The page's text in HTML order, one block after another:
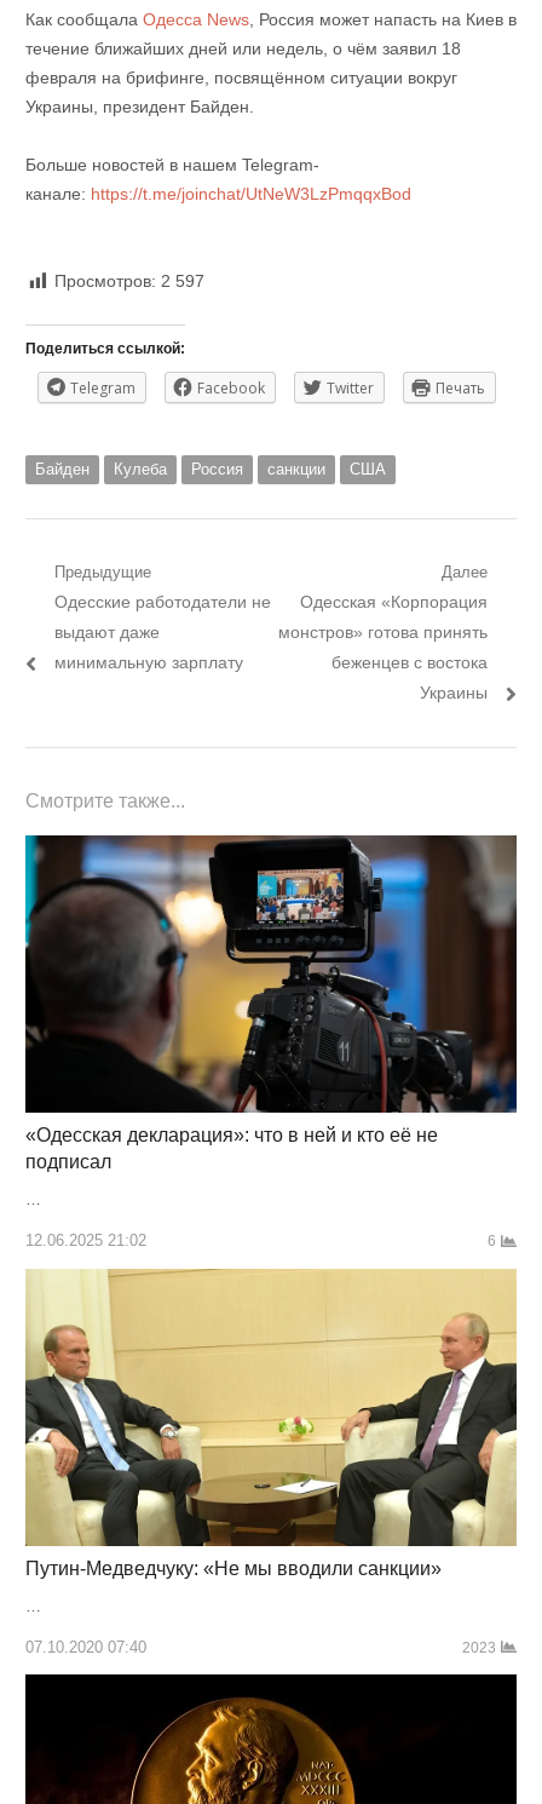
Как сообщала Одесса News, Россия может напасть на Киев в
течение ближайших дней или недель, о чём заявил 18
февраля на брифинге, посвящённом ситуации вокруг
Украины, президент Байден.
Больше новостей в нашем Telegram-
канале: https://t.me/joinchat/UtNeW3LzPmqqxBod
Просмотров: 2 597
Поделиться ссылкой:
Telegram Facebook Twitter Печать
Байден Кулеба Россия санкции США
Навигация
записям
Предыдущие
Предыдущий
пост:
Одесские работодатели не
выдают даже
минимальную зарплату
Далее
Следующий
пост:
Одесская «Корпорация
монстров» готова принять
беженцев с востока
Украины
Смотрите также...
«Одесская декларация»: что в ней и кто её не
подписал
…
12.06.2025 21:02 6
Путин-Медведчуку: «Не мы вводили санкции»
07.10.2020 07:40 2023